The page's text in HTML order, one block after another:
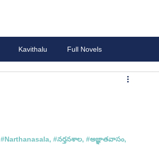
Kavithalu Full Novels
#Narthanasala, #నర్తనశాల, #అజ్ఞాతవాసం,